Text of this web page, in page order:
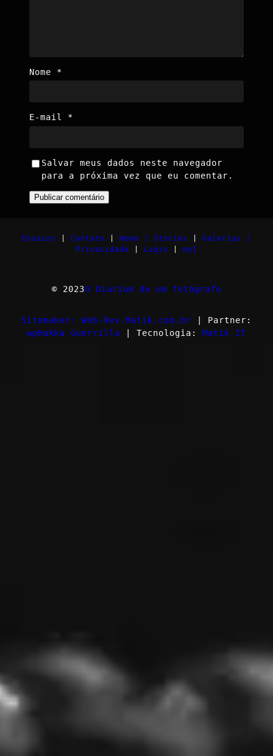
Nome *
E-mail *
Salvar meus dados neste navegador
para a próxima vez que eu comentar.
Ensaios Contato Home | Stories
Galerias |
Privacidade
Login myI
© 2023O Diarium de um fotógrafo
Sitemaker: Web-Dev.Matik.com.br | Partner:
wpHakka Guerrilla | Tecnologia: Matik IT